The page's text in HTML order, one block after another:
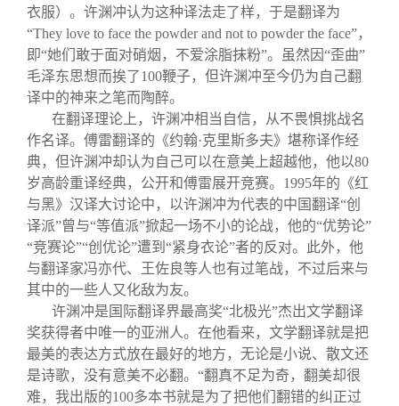
衣服）。许渊冲认为这种译法走了样，于是翻译为
“They love to face the powder and not to powder the face”，
即“她们敢于面对硝烟，不爱涂脂抹粉”。虽然因“歪曲”
毛泽东思想而挨了100鞭子，但许渊冲至今仍为自己翻
译中的神来之笔而陶醉。
在翻译理论上，许渊冲相当自信，从不畏惧挑战名
作名译。傅雷翻译的《约翰·克里斯多夫》堪称译作经
典，但许渊冲却认为自己可以在意美上超越他，他以80
岁高龄重译经典，公开和傅雷展开竞赛。1995年的《红
与黑》汉译大讨论中，以许渊冲为代表的中国翻译“创
译派”曾与“等值派”掀起一场不小的论战，他的“优势论”
“竞赛论”“创优论”遭到“紧身衣论”者的反对。此外，他
与翻译家冯亦代、王佐良等人也有过笔战，不过后来与
其中的一些人又化敌为友。
许渊冲是国际翻译界最高奖“北极光”杰出文学翻译
奖获得者中唯一的亚洲人。在他看来，文学翻译就是把
最美的表达方式放在最好的地方，无论是小说、散文还
是诗歌，没有意美不必翻。“翻真不足为奇，翻美却很
难，我出版的100多本书就是为了把他们翻错的纠正过